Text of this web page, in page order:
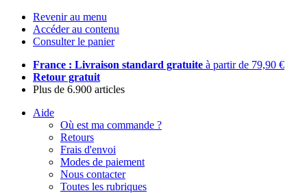
Revenir au menu
Accéder au contenu
Consulter le panier
France : Livraison standard gratuite à partir de 79,90 €
Retour gratuit
Plus de 6.900 articles
Aide
Où est ma commande ?
Retours
Frais d'envoi
Modes de paiement
Nous contacter
Toutes les rubriques